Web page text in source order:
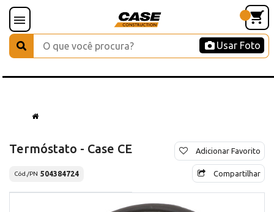
Usar Foto
Termóstato - Case CE
Cód./PN 504384724
Adicionar Favorito
Compartilhar